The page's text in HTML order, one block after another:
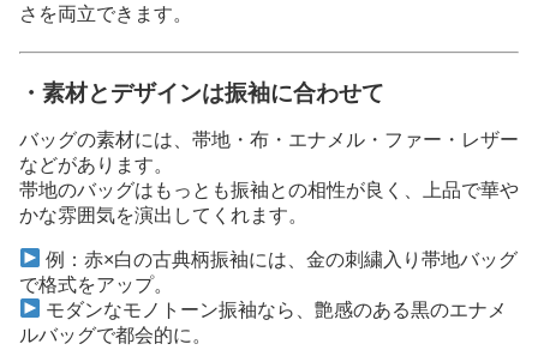
さを両立できます。
・素材とデザインは振袖に合わせて
バッグの素材には、帯地・布・エナメル・ファー・レザー
などがあります。
帯地のバッグはもっとも振袖との相性が良く、上品で華や
かな雰囲気を演出してくれます。
例：赤×白の古典柄振袖には、金の刺繍入り帯地バッグ
で格式をアップ。
モダンなモノトーン振袖なら、艶感のある黒のエナメ
ルバッグで都会的に。